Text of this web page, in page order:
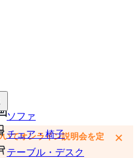
ソファ
チェア・椅子
テーブル・デスク
て、カートに追加できます
てオンライン説明会を定
×